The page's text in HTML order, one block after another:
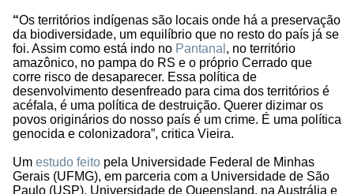
“Os territórios indígenas são locais onde há a preservação
da biodiversidade, um equilíbrio que no resto do país já se
foi. Assim como está indo no Pantanal , no território
amazônico, no pampa do RS e o próprio Cerrado que
corre risco de desaparecer. Essa política de
desenvolvimento desenfreado para cima dos territórios é
acéfala, é uma política de destruição. Querer dizimar os
povos originários do nosso país é um crime. É uma política
genocida e colonizadora”, critica Vieira.
Um estudo feito pela Universidade Federal de Minhas
Gerais (UFMG), em parceria com a Universidade de São
Paulo (USP), Universidade de Queensland, na Austrália e